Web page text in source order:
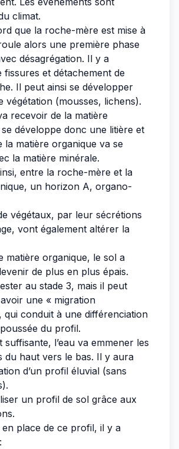
climat.
que la roche-mère est mise à
alors une première phase
désagrégation. Il y a
fissures et détachement de
Il peut ainsi se développer
végétation (mousses, lichens).
recevoir de la matière
développe donc une litière et
la matière organique va se
la matière minérale.
entre la roche-mère et la
un horizon A, organo-
végétaux, par leur sécrétions
vont également altérer la
matière organique, le sol a
de plus en plus épais.
au stade 3, mais il peut
une « migration
qui conduit à une différenciation
du profil.
suffisante, l’eau va emmener les
du haut vers le bas. Il y aura
d’un profil éluvial (sans
un profil de sol grâce aux
en place de ce profil, il y a